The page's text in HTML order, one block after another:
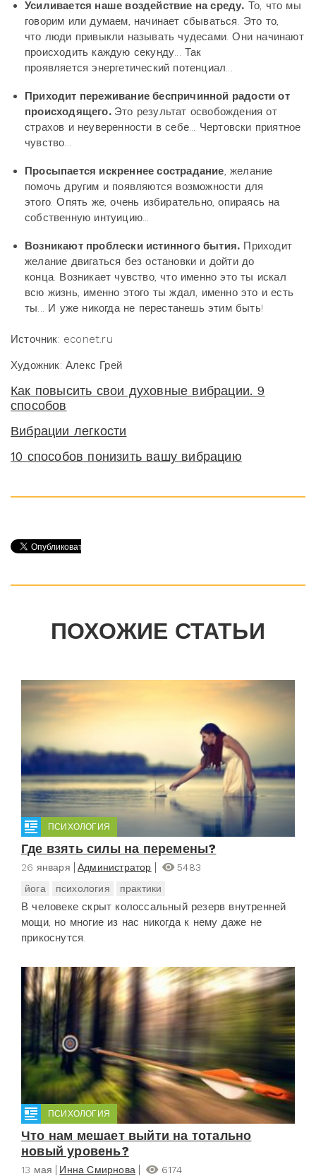
Усиливается наше воздействие на среду. То, что мы
говорим или думаем, начинает сбываться. Это то,
что люди привыкли называть чудесами. Они начинают
происходить каждую секунду... Так
проявляется энергетический потенциал...
Приходит переживание беспричинной радости от
происходящего. Это результат освобождения от
страхов и неуверенности в себе... Чертовски приятное
чувство...
Просыпается искреннее сострадание, желание
помочь другим и появляются возможности для
этого. Опять же, очень избирательно, опираясь на
собственную интуицию...
Возникают проблески истинного бытия. Приходит
желание двигаться без остановки и дойти до
конца. Возникает чувство, что именно это ты искал
всю жизнь, именно этого ты ждал, именно это и есть
ты... И уже никогда не перестанешь этим быть!
Источник: econet.ru
Художник: Алекс Грей
Как повысить свои духовные вибрации. 9
способов
Вибрации легкости
10 способов понизить вашу вибрацию
ПОХОЖИЕ СТАТЬИ
ПСИХОЛОГИЯ
Где взять силы на перемены?
26 января Администратор
5483
йога
психология практики
В человеке скрыт колоссальный резерв внутренней
мощи, но многие из нас никогда к нему даже не
прикоснутся.
ПСИХОЛОГИЯ
Что нам мешает выйти на тотально
новый уровень?
13 мая Инна Смирнова
6174